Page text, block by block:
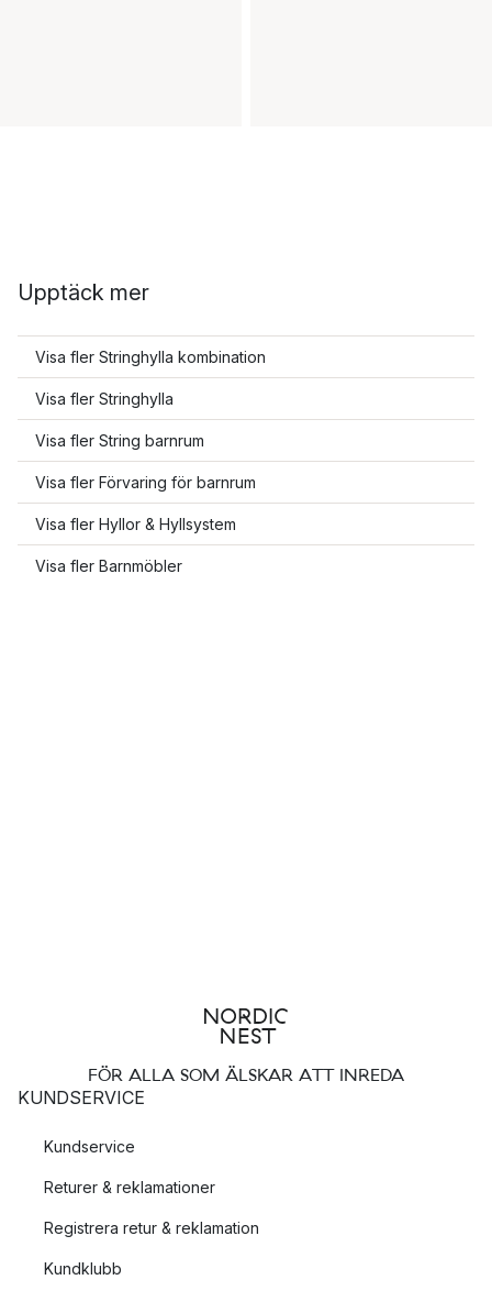
Upptäck mer
Visa fler Stringhylla kombination
Visa fler Stringhylla
Visa fler String barnrum
Visa fler Förvaring för barnrum
Visa fler Hyllor & Hyllsystem
Visa fler Barnmöbler
FÖR ALLA SOM ÄLSKAR ATT INREDA
KUNDSERVICE
Kundservice
Returer & reklamationer
Registrera retur & reklamation
Kundklubb